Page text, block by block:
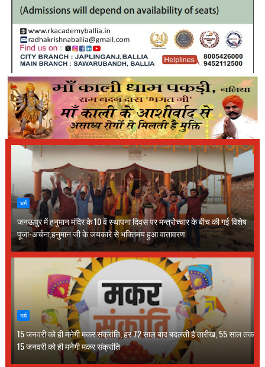
धर्म
जनऊपुर में हनुमान मंदिर के 10 वें स्थापना दिवस पर मन्त्रोच्चार के बीच की गई विशेष
पूजा-अर्चना,हनुमान जी के जयकारे से भक्तिमय हुआ वातावरण
धर्म
15 जनवरी को ही मनेगी मकर संक्रांति, हर 72 साल बाद बदलती है तारीख, 55 साल तक
15 जनवरी को ही मनेगी मकर संक्रांति